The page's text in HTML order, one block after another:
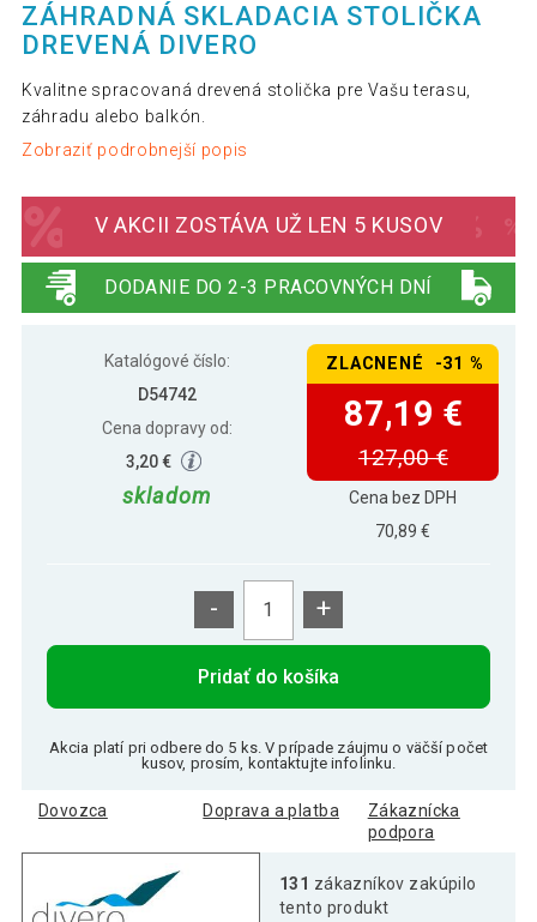
ZÁHRADNÁ SKLADACIA STOLIČKA
DREVENÁ DIVERO
Kvalitne spracovaná drevená stolička pre Vašu terasu,
záhradu alebo balkón.
Zobraziť podrobnejší popis
V AKCII ZOSTÁVA UŽ LEN 5 KUSOV
DODANIE DO 2-3 PRACOVNÝCH DNÍ
Katalógové číslo:
D54742
Cena dopravy od:
3,20 €
skladom
ZLACNENÉ -31 %
87,19 €
127,00 €
Cena bez DPH
70,89 €
- +
Pridať do košíka
Akcia platí pri odbere do 5 ks. V prípade záujmu o väčší počet
kusov, prosím, kontaktujte infolinku.
Dovozca Doprava a platba
Zákaznícka
podpora
131 zákazníkov zakúpilo
tento produkt